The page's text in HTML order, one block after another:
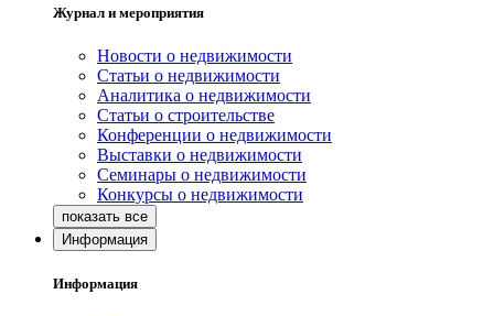
Журнал и мероприятия
Новости о недвижимости
Статьи о недвижимости
Аналитика о недвижимости
Статьи о строительстве
Конференции о недвижимости
Выставки о недвижимости
Семинары о недвижимости
Конкурсы о недвижимости
Информация
Информация